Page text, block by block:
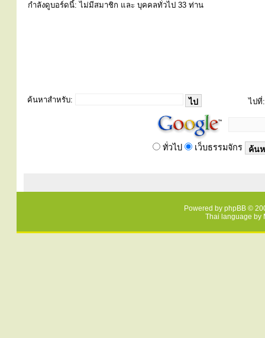
กำลังดูบอร์ดนี้: ไม่มีสมาชิก และ บุคคลทั่วไป 33 ท่าน
ค้นหาสำหรับ: ไปที่:
ทั่วไป เว็บธรรมจักร
Powered by phpBB ©
Thai language by